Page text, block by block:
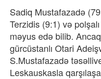
Sadiq Mustafazadə
Terzidis (9:1) və
məyus edə bilib.
gürcüstanlı Otari
S.Mustafazadə
Leskauskasla